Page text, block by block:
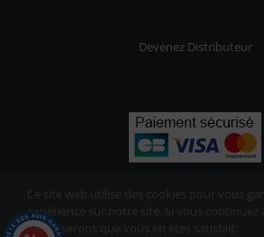
Devenez Distributeur
Ce site web utilise des cookies pour vous
expérience sur notre site. Si vous continuez
supposerons que vous en êtes satisfait.